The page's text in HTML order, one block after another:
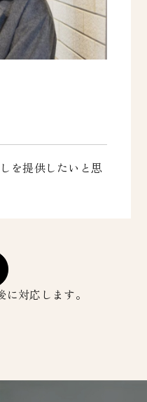
を提供したいと思
対応します。